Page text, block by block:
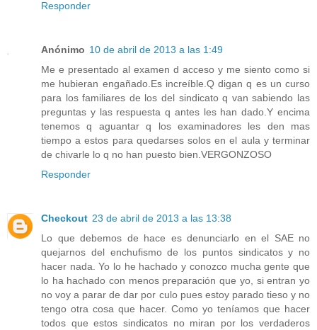
Responder
Anónimo 10 de abril de 2013 a las 1:49
Me e presentado al examen d acceso y me siento como si
me hubieran engañado.Es increíble.Q digan q es un curso
para los familiares de los del sindicato q van sabiendo las
preguntas y las respuesta q antes les han dado.Y encima
tenemos q aguantar q los examinadores les den mas
tiempo a estos para quedarses solos en el aula y terminar
de chivarle lo q no han puesto bien.VERGONZOSO
Responder
Checkout 23 de abril de 2013 a las 13:38
Lo que debemos de hace es denunciarlo en el SAE no
quejarnos del enchufismo de los puntos sindicatos y no
hacer nada. Yo lo he hachado y conozco mucha gente que
lo ha hachado con menos preparación que yo, si entran yo
no voy a parar de dar por culo pues estoy parado tieso y no
tengo otra cosa que hacer. Como yo teníamos que hacer
todos que estos sindicatos no miran por los verdaderos